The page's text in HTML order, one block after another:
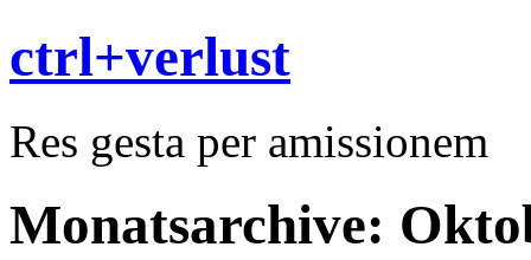
ctrl+verlust
Res gesta per amissionem
Monatsarchive: